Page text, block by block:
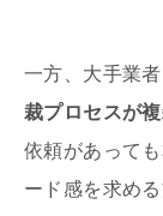
一方、大手業
裁プロセスが
依頼があって
ード感を求め